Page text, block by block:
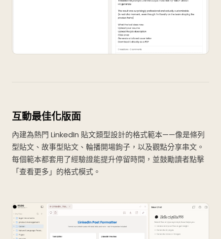
互動最佳化版面
內建為熱門 LinkedIn 貼文類型設計的格式範本——像是條列
型貼文、故事型貼文、輪播開場鉤子，以及觀點分享串文。
每個範本都套用了經驗證能提升停留時間，並鼓勵讀者點擊
「查看更多」的格式模式。